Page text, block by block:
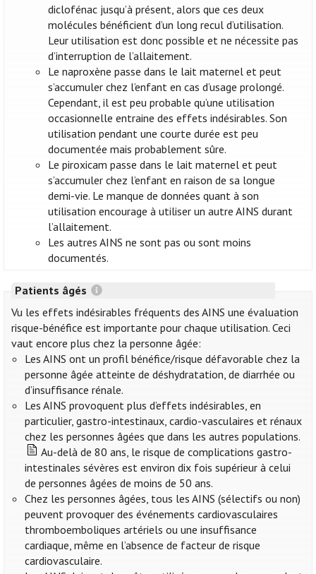
diclofénac jusqu’à présent, alors que ces deux
molécules bénéficient d’un long recul d’utilisation.
Leur utilisation est donc possible et ne nécessite pas
d’interruption de l’allaitement.
Le naproxène passe dans le lait maternel et peut
s’accumuler chez l’enfant en cas d’usage prolongé.
Cependant, il est peu probable qu’une utilisation
occasionnelle entraine des effets indésirables. Son
utilisation pendant une courte durée est peu
documentée mais probablement sûre.
Le piroxicam passe dans le lait maternel et peut
s’accumuler chez l’enfant en raison de sa longue
demi-vie. Le manque de données quant à son
utilisation encourage à utiliser un autre AINS durant
l’allaitement.
Les autres AINS ne sont pas ou sont moins
documentés.
Patients âgés
Vu les effets indésirables fréquents des AINS une évaluation
risque-bénéfice est importante pour chaque utilisation. Ceci
vaut encore plus chez la personne âgée:
Les AINS ont un profil bénéfice/risque défavorable chez la
personne âgée atteinte de déshydratation, de diarrhée ou
d’insuffisance rénale.
Les AINS provoquent plus d’effets indésirables, en
particulier, gastro-intestinaux, cardio-vasculaires et rénaux
chez les personnes âgées que dans les autres populations.
Au-delà de 80 ans, le risque de complications gastro-
intestinales sévères est environ dix fois supérieur à celui
de personnes âgées de moins de 50 ans.
Chez les personnes âgées, tous les AINS (sélectifs ou non)
peuvent provoquer des événements cardiovasculaires
thromboemboliques artériels ou une insuffisance
cardiaque, même en l’absence de facteur de risque
cardiovasculaire.